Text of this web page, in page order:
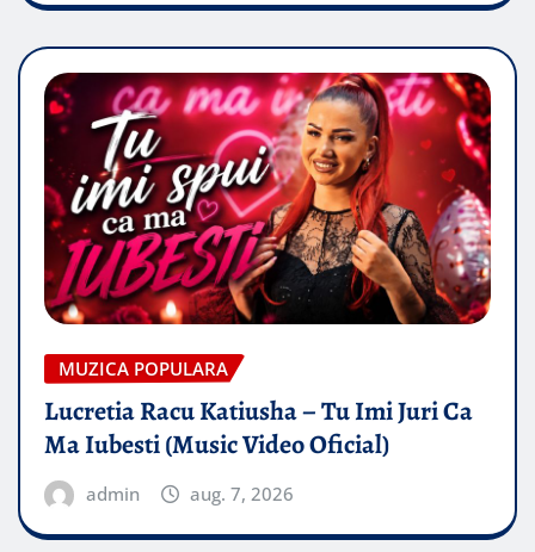
MUZICA POPULARA
Lucretia Racu Katiusha – Tu Imi Juri Ca
Ma Iubesti (Music Video Oficial)
admin aug. 7, 2026